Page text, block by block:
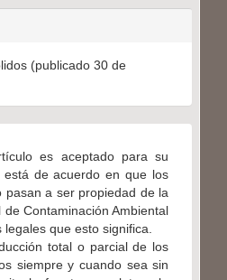
(publicado 30 de
es aceptado para su
está de acuerdo en que los
pasan a ser propiedad de la
Contaminación Ambiental
que esto significa.
total o parcial de los
siempre y cuando sea sin